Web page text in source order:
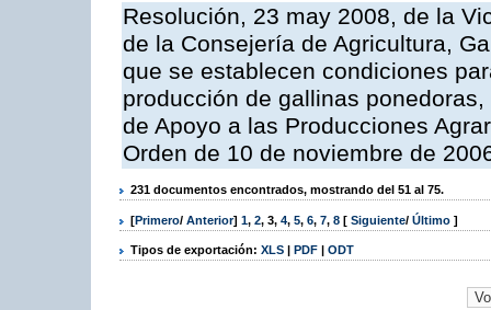
Resolución, 23 may 2008, de la
de la Consejería de Agricultura,
que se establecen condiciones
producción de gallinas
de Apoyo a las Producciones
Orden de 10 de noviembre de
231 documentos encontrados, mostrando del 51 al 75.
[Primero/ Anterior] 1, 2, 3, 4, 5, 6, 7, 8 [ Siguiente/ Último ]
Tipos de exportación: XLS | PDF | ODT